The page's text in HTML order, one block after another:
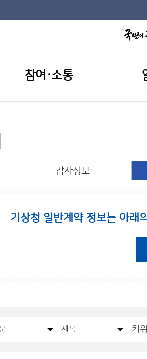
참여·소통
감사정보
기상청 일반계약 정보는 아래